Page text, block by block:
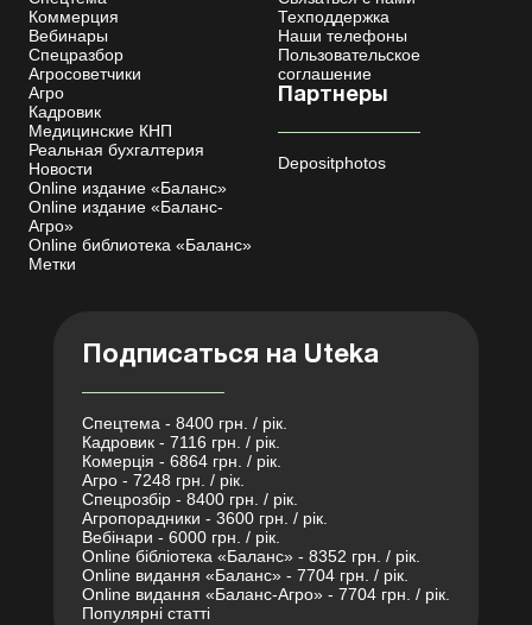
Коммерция
Вебинары
Спецразбор
Агросоветчики
Агро
Кадровик
Медицинские КНП
Реальная бухгалтерия
Новости
Online издание «Баланс»
Online издание «Баланс-
Агро»
Online библиотека «Баланс»
Метки
Техподдержка
Наши телефоны
Пользовательское
соглашение
Партнеры
Depositphotos
Подписаться на Uteka
Спецтема - 8400 грн. / рік.
Кадровик - 7116 грн. / рік.
Комерція - 6864 грн. / рік.
Агро - 7248 грн. / рік.
Спецрозбір - 8400 грн. / рік.
Агропорадники - 3600 грн. / рік.
Вебінари - 6000 грн. / рік.
Online бібліотека «Баланс» - 8352 грн. / рік.
Online видання «Баланс» - 7704 грн. / рік.
Online видання «Баланс-Агро» - 7704 грн. / рік.
Популярні статті